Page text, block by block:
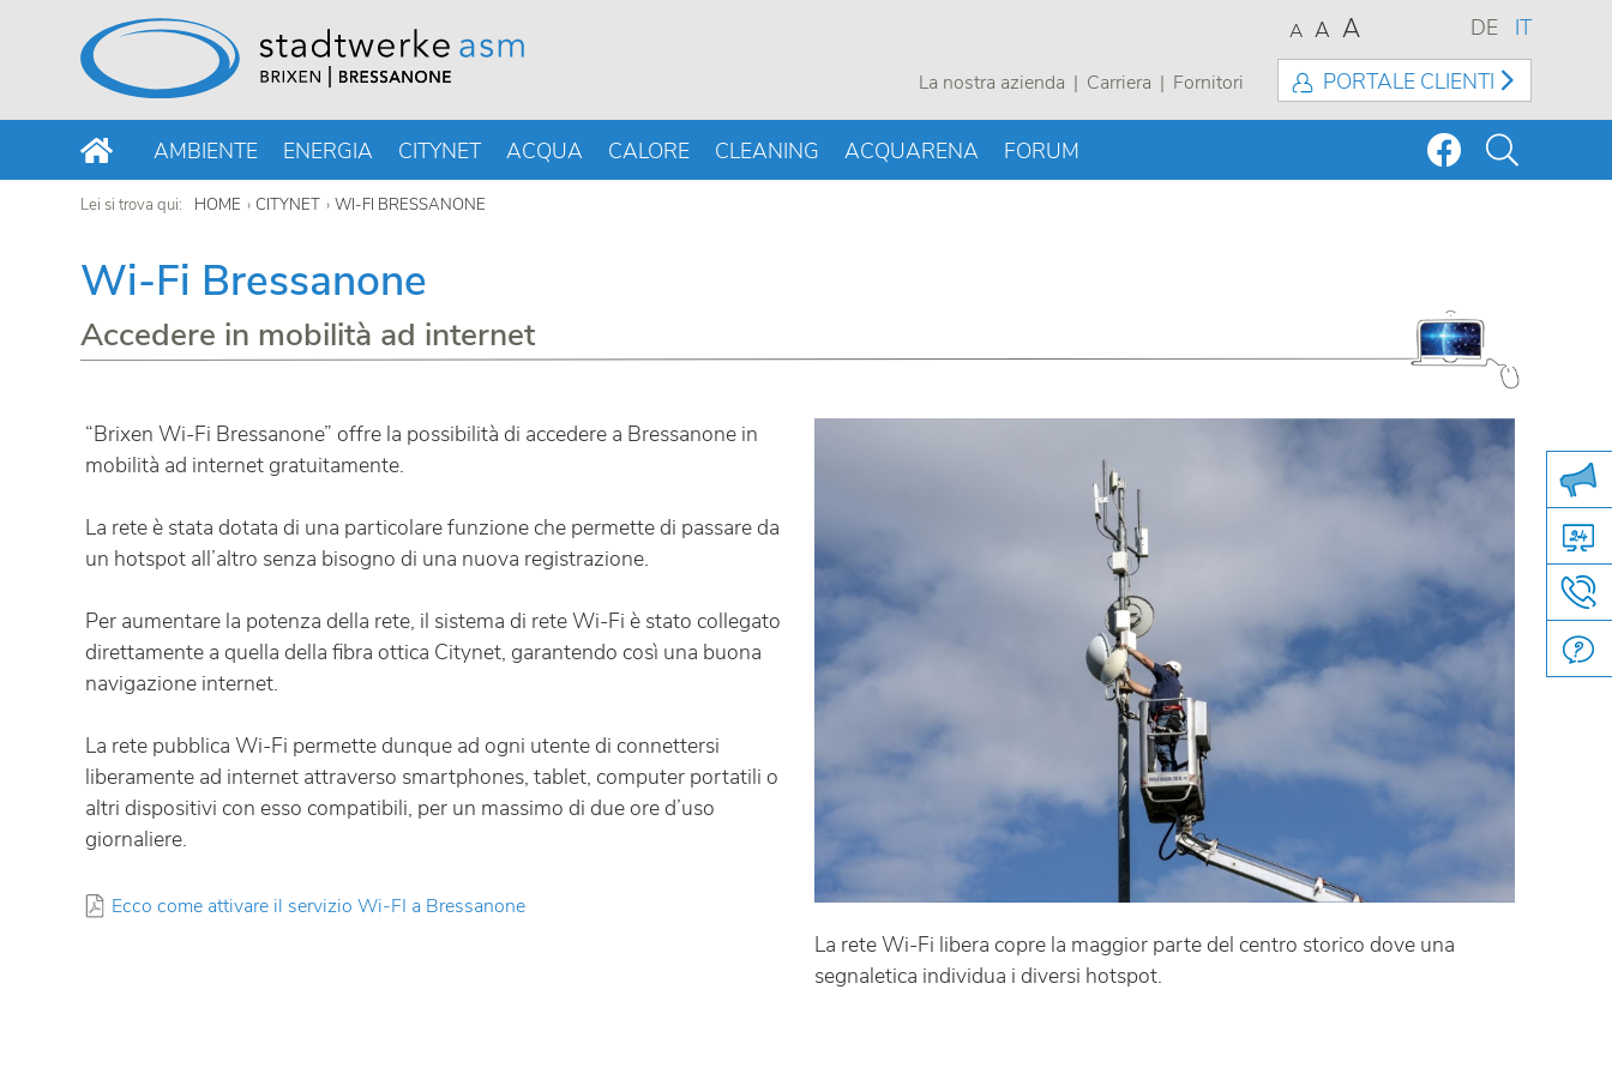
DE IT
A A A
PORTALE CLIENTI
La nostra azienda Carriera Fornitori
AMBIENTE ENERGIA CITYNET ACQUA CALORE CLEANING ACQUARENA FORUM
Lei si trova qui: HOME CITYNET WI-FI BRESSANONE
Wi-Fi Bressanone
Accedere in mobilità ad internet
“Brixen Wi-Fi Bressanone” offre la possibilità di accedere a Bressanone in
mobilità ad internet gratuitamente.
La rete è stata dotata di una particolare funzione che permette di passare da
un hotspot all’altro senza bisogno di una nuova registrazione.
Per aumentare la potenza della rete, il sistema di rete Wi-Fi è stato collegato
direttamente a quella della fibra ottica Citynet, garantendo così una buona
navigazione internet.
La rete pubblica Wi-Fi permette dunque ad ogni utente di connettersi
liberamente ad internet attraverso smartphones, tablet, computer portatili o
altri dispositivi con esso compatibili, per un massimo di due ore d’uso
giornaliere.
Ecco come attivare il servizio Wi-FI a Bressanone
La rete Wi-Fi libera copre la maggior parte del centro storico dove una
segnaletica individua i diversi hotspot.